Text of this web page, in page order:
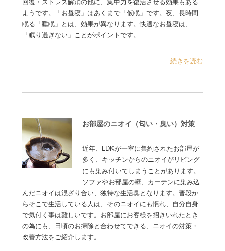
回復・ストレス解消の他に、集中力を復活させる効果もある
ようです。「お昼寝」はあくまで「仮眠」です。夜、長時間
眠る「睡眠」とは、効果が異なります。快適なお昼寝は、
「眠り過ぎない」ことがポイントです。……
...続きを読む
お部屋のニオイ（匂い・臭い）対策
近年、LDKが一室に集約されたお部屋が
多く、キッチンからのニオイがリビング
にも染み付いてしまうことがあります。
ソファやお部屋の壁、カーテンに染み込
んだニオイは混ざり合い、独特な生活臭となります。普段か
らそこで生活している人は、そのニオイにも慣れ、自分自身
で気付く事は難しいです。お部屋にお客様を招きいれたとき
の為にも、日頃のお掃除と合わせてできる、ニオイの対策・
改善方法をご紹介します。……